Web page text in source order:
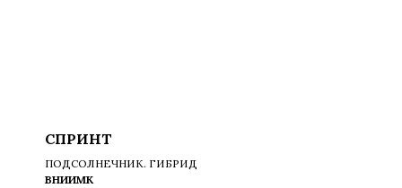
СПРИНТ
ПОДСОЛНЕЧНИК. ГИБРИД
ВНИИМК